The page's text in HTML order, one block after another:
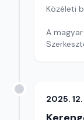
Közéleti
A
2025.